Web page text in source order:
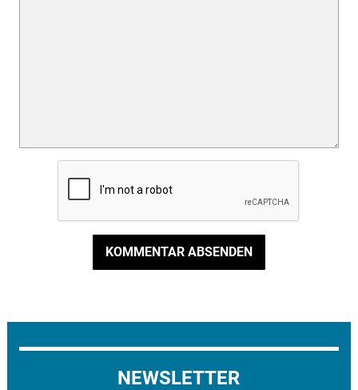
KOMMENTAR ABSENDEN
NEWSLETTER